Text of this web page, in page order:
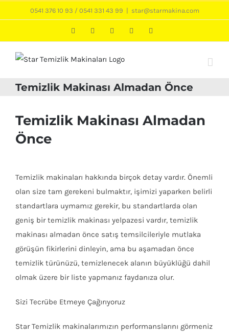
to
0541 376 10 93 / 0541 331 43 99 star@starmakina.com
LinkedInInstagramTwitter Facebook
Temizlik Makinası Almadan Önce
Larger
Image
Temizlik Makinası Almadan
Önce
Temizlik makinaları hakkında birçok detay vardır. Önemli
olan size tam gerekeni bulmaktır, işimizi yaparken belirli
standartlara uymamız gerekir, bu standartlarda olan
geniş bir temizlik makinası yelpazesi vardır, temizlik
makinası almadan önce satış temsilcileriyle mutlaka
görüşün fikirlerini dinleyin, ama bu aşamadan önce
temizlik türünüzü, temizlenecek alanın büyüklüğü dahil
olmak üzere bir liste yapmanız faydanıza olur.
Sizi Tecrübe Etmeye Çağırıyoruz
Star Temizlik makinalarımızın performanslarını görmeniz